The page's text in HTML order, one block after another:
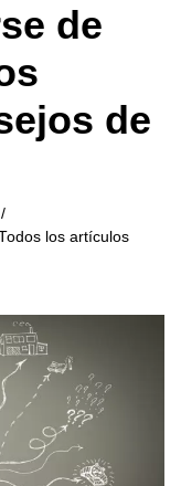
de
de
los artículos